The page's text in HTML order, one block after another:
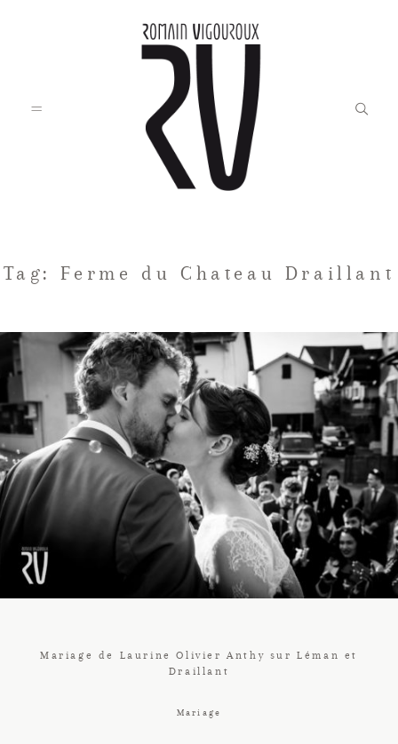
Accueil
Blog
Contact
Galerie
Tarif
Tag: Ferme du Chateau Draillant
Mariage de Laurine Olivier Anthy sur Léman et
Draillant
Mariage